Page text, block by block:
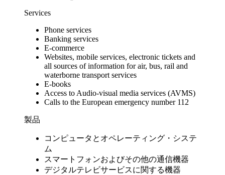
Services
Phone services
Banking services
E-commerce
Websites, mobile services, electronic tickets and
all sources of information for air, bus, rail and
waterborne transport services
E-books
Access to Audio-visual media services (AVMS)
Calls to the European emergency number 112
製品
コンピュータとオペレーティング・システ
ム
スマートフォンおよびその他の通信機器
デジタルテレビサービスに関する機器